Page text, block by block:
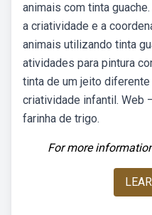
animais com tinta
a criatividade e a
animais utilizando tinta
atividades para pintura
tinta de um jeito
criatividade infantil. Web
farinha de trigo.
For more